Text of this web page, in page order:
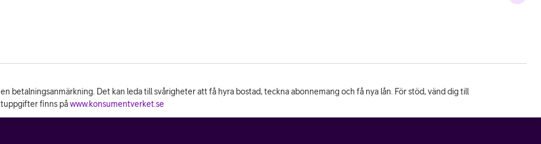
betalningsanmärkning. Det kan leda till svårigheter att få hyra bostad, teckna abonnemang och få nya lån. För stöd, vänd dig till
finns påwww.konsumentverket.se